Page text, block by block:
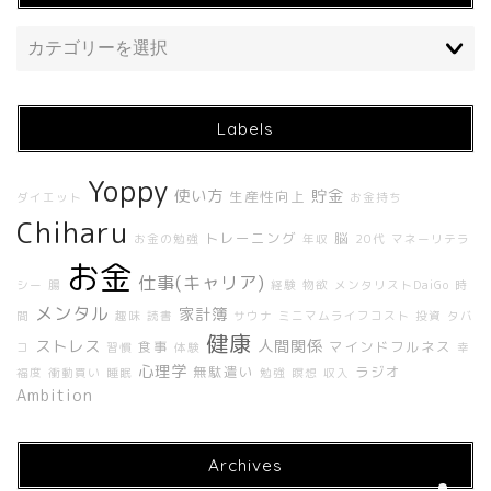
Labels
ダイエット Yoppy 使い方 生産性向上 貯金 お金持ち
Chiharu お金の勉強 トレーニング 年収 脳 20代 マネーリテラ
シー 腸 お金 仕事(キャリア) 経験 物欲 メンタリストDaiGo 時
間
メンタル 趣味 読書 家計簿 サウナ ミニマムライフコスト 投資 タバ
コ ストレス 習慣 食事 体験 健康 人間関係 マインドフルネス
幸
福度 衝動買い 睡眠 心理学 無駄遣い 勉強 瞑想 収入 ラジオ
Ambition
Archives
About Me
About UNBUILT RADIO